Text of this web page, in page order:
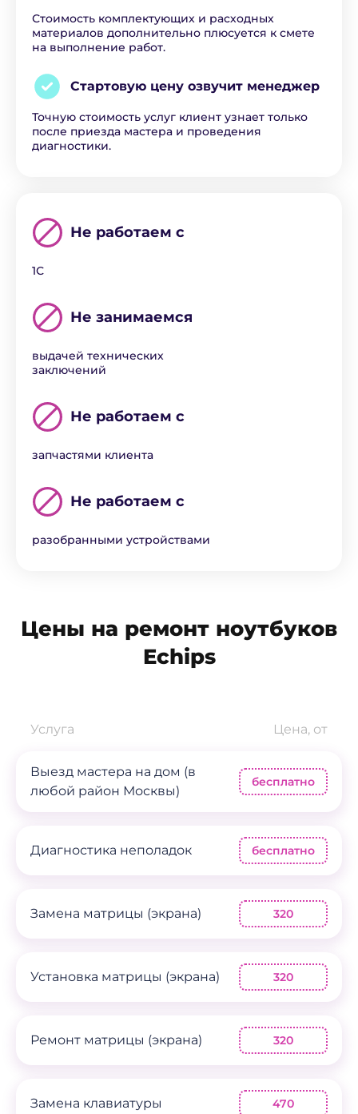
Стоимость комплектующих и расходных
материалов дополнительно плюсуется к смете
на выполнение работ.
Стартовую цену озвучит менеджер
Точную стоимость услуг клиент узнает только
после приезда мастера и проведения
диагностики.
Не работаем с
1С
Не занимаемся
выдачей технических
заключений
Не работаем с
запчастями клиента
Не работаем с
разобранными устройствами
Цены на ремонт ноутбуков
Echips
Услуга Цена, от
Выезд мастера на дом (в
любой район Москвы)
бесплатно
Диагностика неполадок бесплатно
Замена матрицы (экрана) 320
Установка матрицы (экрана) 320
Ремонт матрицы (экрана) 320
Замена клавиатуры 470